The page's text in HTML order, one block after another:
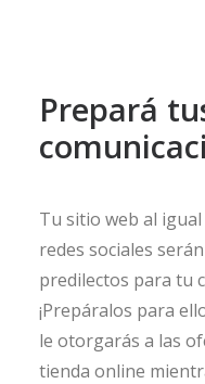
Prepará
Tu sitio web al
redes sociales
predilectos para tu
¡Prepáralos para
le otorgarás a las
tienda online